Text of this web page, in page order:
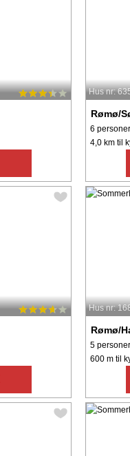
Hus nr:
Rømø/
6
4,0 km til
Hus nr:
Rømø/
5
600 m til